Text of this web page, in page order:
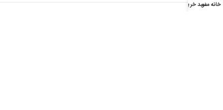
خانهمنو
سبد خرید